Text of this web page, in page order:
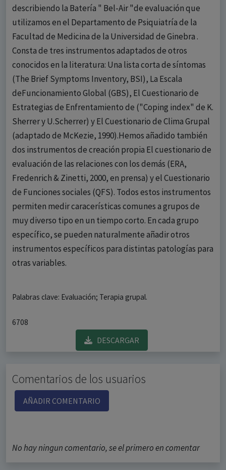
describiendo la Batería " Bel-Air "de evaluación que
utilizamos en el Departamento de Psiquiatría de la
Facultad de Medicina de la Universidad de Ginebra .
Consta de tres instrumentos adaptados de otros
conocidos en la literatura: Una lista corta de síntomas
(The Brief Symptoms Inventory, BSI), La Escala
deFuncionamiento Global (GBS), El Cuestionario de
Estrategias de Enfrentamiento de ("Coping index" de K.
Sherrer y U.Scherrer) y El Cuestionario de Clima Grupal
(adaptado de McKezie, 1990).Hemos añadido también
dos instrumentos de creación propia El cuestionario de
evaluación de las relaciones con los demás (ERA,
Fredenrich & Zinetti, 2000, en prensa) y el Cuestionario
de Funciones sociales (QFS). Todos estos instrumentos
permiten medir caracerísticas comunes a grupos de
muy diverso tipo en un tiempo corto. En cada grupo
específico, se pueden naturalmente añadir otros
instrumentos específicos para distintas patologías para
otras variables.
Palabras clave: Evaluación; Terapia grupal.
6708
DESCARGAR
Comentarios de los usuarios
AÑADIR COMENTARIO
No hay ningun comentario, se el primero en comentar